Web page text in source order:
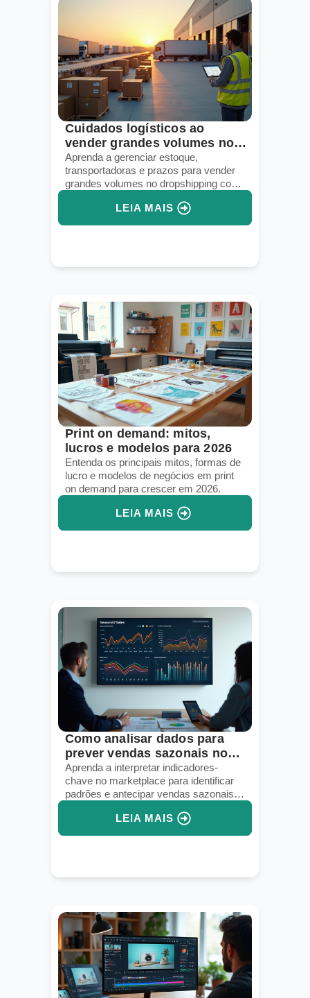
Cuidados logísticos ao
vender grandes volumes no
dropshipping
Aprenda a gerenciar estoque,
transportadoras e prazos para vender
grandes volumes no dropshipping com
LEIA MAIS
Print on demand: mitos,
lucros e modelos para 2026
Entenda os principais mitos, formas de
lucro e modelos de negócios em print
on demand para crescer em 2026.
LEIA MAIS
Como analisar dados para
prever vendas sazonais no
marketplace
Aprenda a interpretar indicadores-
chave no marketplace para identificar
padrões e antecipar vendas sazonais
LEIA MAIS